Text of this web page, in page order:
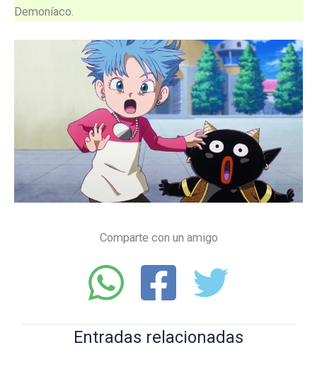
Demoníaco.
Comparte con un amigo
Entradas relacionadas